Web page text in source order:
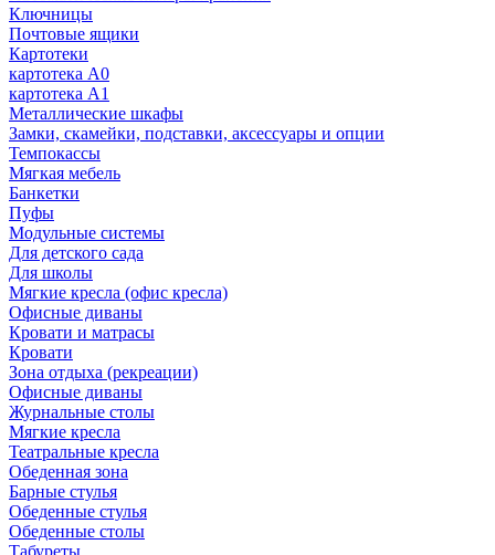
Ключницы
Почтовые ящики
Картотеки
картотека А0
картотека А1
Металлические шкафы
Замки, скамейки, подставки, аксессуары и опции
Темпокассы
Мягкая мебель
Банкетки
Пуфы
Модульные системы
Для детского сада
Для школы
Мягкие кресла (офис кресла)
Офисные диваны
Кровати и матрасы
Кровати
Зона отдыха (рекреации)
Офисные диваны
Журнальные столы
Мягкие кресла
Театральные кресла
Обеденная зона
Барные стулья
Обеденные стулья
Обеденные столы
Табуреты